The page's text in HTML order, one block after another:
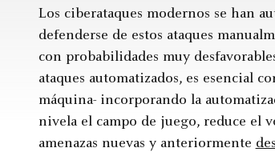
Los ciberataques modernos se han
defenderse de estos ataques
con probabilidades muy
ataques automatizados, es esencial
máquina- incorporando la
nivela el campo de juego, reduce el
amenazas nuevas y anteriormente